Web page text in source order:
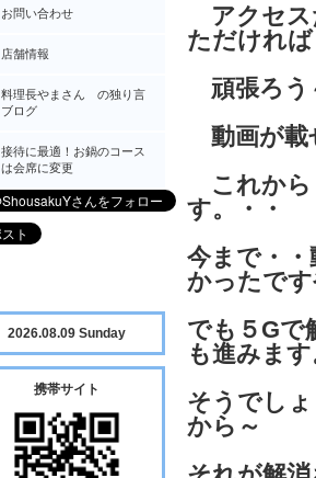
アクセス
ただければ
頑張ろう
動画が載
これから
す。・・
今まで・
かったで
でも５Gで
も進みま
そうでし
から～
お問い合わせ
店舗情報
料理長やまさん の独り言
ブログ
接待に最適！お鍋のコース
は会席に変更
2026.08.09 Sunday
携帯サイト